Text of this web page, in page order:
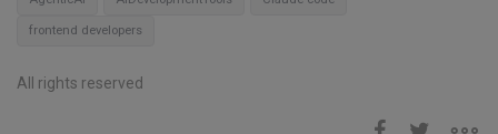
frontend developers
All rights reserved